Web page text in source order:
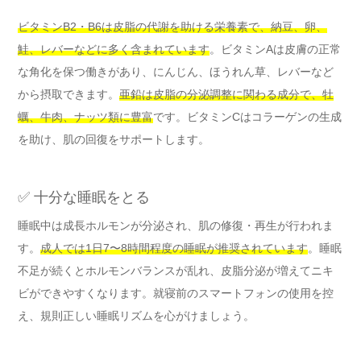
ビタミンB2・B6は皮脂の代謝を助ける栄養素で、納豆、卵、
鮭、レバーなどに多く含まれています。ビタミンAは皮膚の正常
な角化を保つ働きがあり、にんじん、ほうれん草、レバーなど
から摂取できます。 亜鉛は皮脂の分泌調整に関わる成分で、牡
蠣、牛肉、ナッツ類に豊富です。ビタミンCはコラーゲンの生成
を助け、肌の回復をサポートします。
✅ 十分な睡眠をとる
睡眠中は成長ホルモンが分泌され、肌の修復・再生が行われま
す。 成人では1日7〜8時間程度の睡眠が推奨されています。睡眠
不足が続くとホルモンバランスが乱れ、皮脂分泌が増えてニキ
ビができやすくなります。就寝前のスマートフォンの使用を控
え、規則正しい睡眠リズムを心がけましょう。